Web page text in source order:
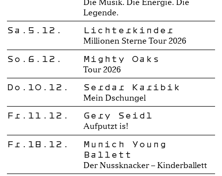
Legende.
Sa.5.12. Lichterkinder
Millionen Sterne Tour 2026
So.6.12. Mighty Oaks
Tour 2026
Do.10.12. Serdar Karibik
Mein Dschungel
Fr.11.12. Gery Seidl
Aufputzt is!
Fr.18.12.
Munich Young
Ballett
Der Nussknacker – Kinderballett